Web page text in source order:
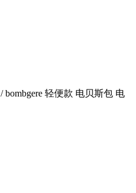
/ bombgere 轻便款 电贝斯包 电